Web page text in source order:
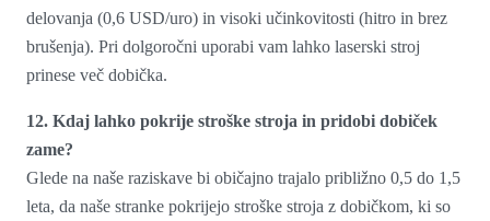
delovanja (0,6 USD/uro) in visoki učinkovitosti (hitro in brez
brušenja). Pri dolgoročni uporabi vam lahko laserski stroj
prinese več dobička.
12. Kdaj lahko pokrije stroške stroja in pridobi dobiček
zame?
Glede na naše raziskave bi običajno trajalo približno 0,5 do 1,5
leta, da naše stranke pokrijejo stroške stroja z dobičkom, ki so